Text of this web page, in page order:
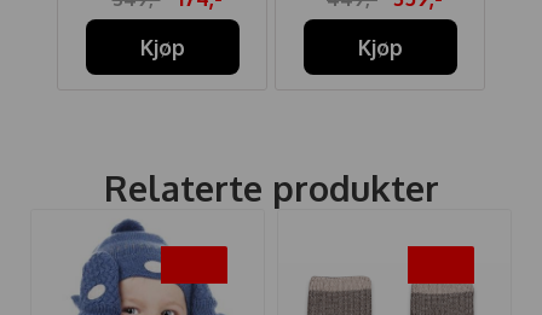
Kjøp
Kjøp
Relaterte produkter